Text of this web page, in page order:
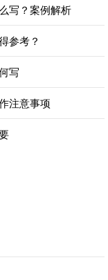
写？案例解析
参考？
写
注意事项